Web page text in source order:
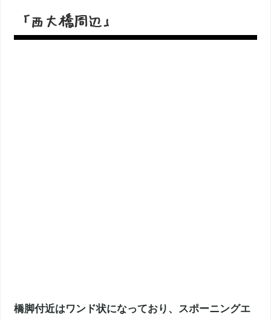
「西大橋周辺」
橋脚付近はワンド状になっており、スポーニングエ